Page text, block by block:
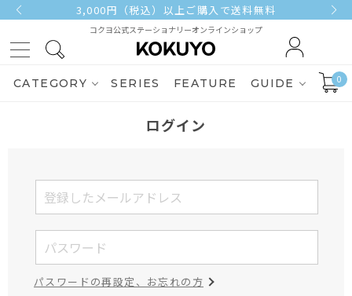
3,000円（税込）以上ご購入で送料無料
コクヨ公式ステーショナリーオンラインショップ
CATEGORY SERIES FEATURE GUIDE 0
ログイン
パスワードの再設定、お忘れの方